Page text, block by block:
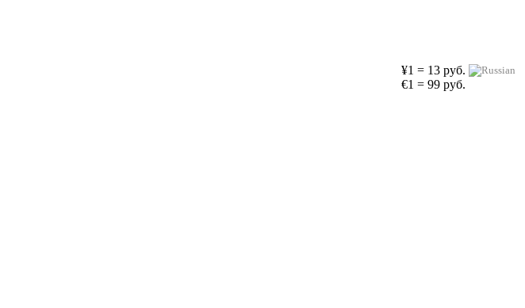
¥1 = 13 руб.
€1 = 99 руб.